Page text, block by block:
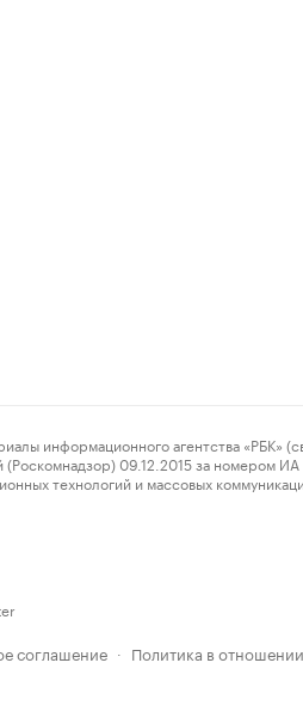
агентства «РБК»
09.12.2015 за номером
технологий и массовых
соглашение · Политика в